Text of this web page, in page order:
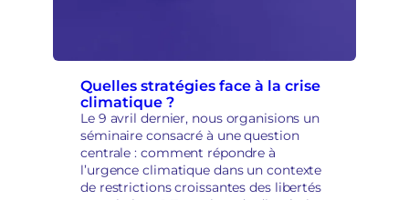
s
e
e
n
m
a
i
Quelles stratégies face à la crise
climatique ?
Le 9 avril dernier, nous organisions un
séminaire consacré à une question
centrale : comment répondre à
l’urgence climatique dans un contexte
de restrictions croissantes des libertés